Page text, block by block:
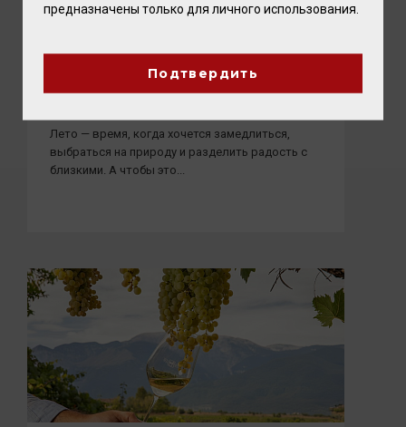
05 АВГУСТА 2026
ПИКНИК с vomFASS и Вайтнауэр-
Лето — время, когда хочется замедлиться,
выбраться на природу и разделить радость с
близкими. А чтобы это...
предназначены только для личного использования.
Подтвердить